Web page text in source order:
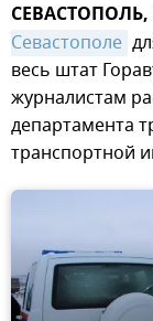
СЕВАСТОПОЛЬ,
Севастополе
весь штат
журналистам
департамента
транспортной